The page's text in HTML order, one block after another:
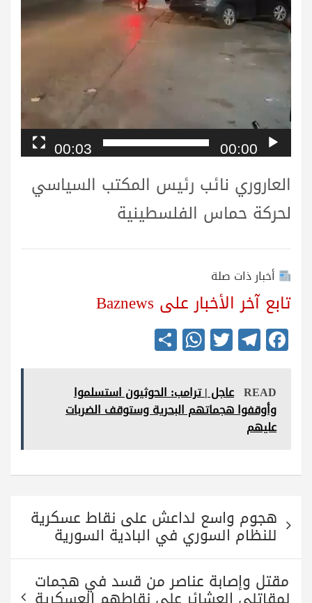
00:00
00:03
العاروري نائب رئيس المكتب السياسي
لحركة حماس الفلسطينية
أخبار ذات صلة
تابع آخر الأخبار على Baznews
Fa
ce
bo
ok
Te
le
gr
a
m
T
wi
tte
r
W
ha
ts
A
pp
re READ عاجل | ترامب: الحوثيون استسلموا
وأوقفوا هجماتهم البحرية وستوقف الضربات
عليهم
المقالات
هجوم واسع لداعش على نقاط عسكرية
للنظام السوري في البادية السورية
مقتل وإصابة عناصر من قسد في هجمات